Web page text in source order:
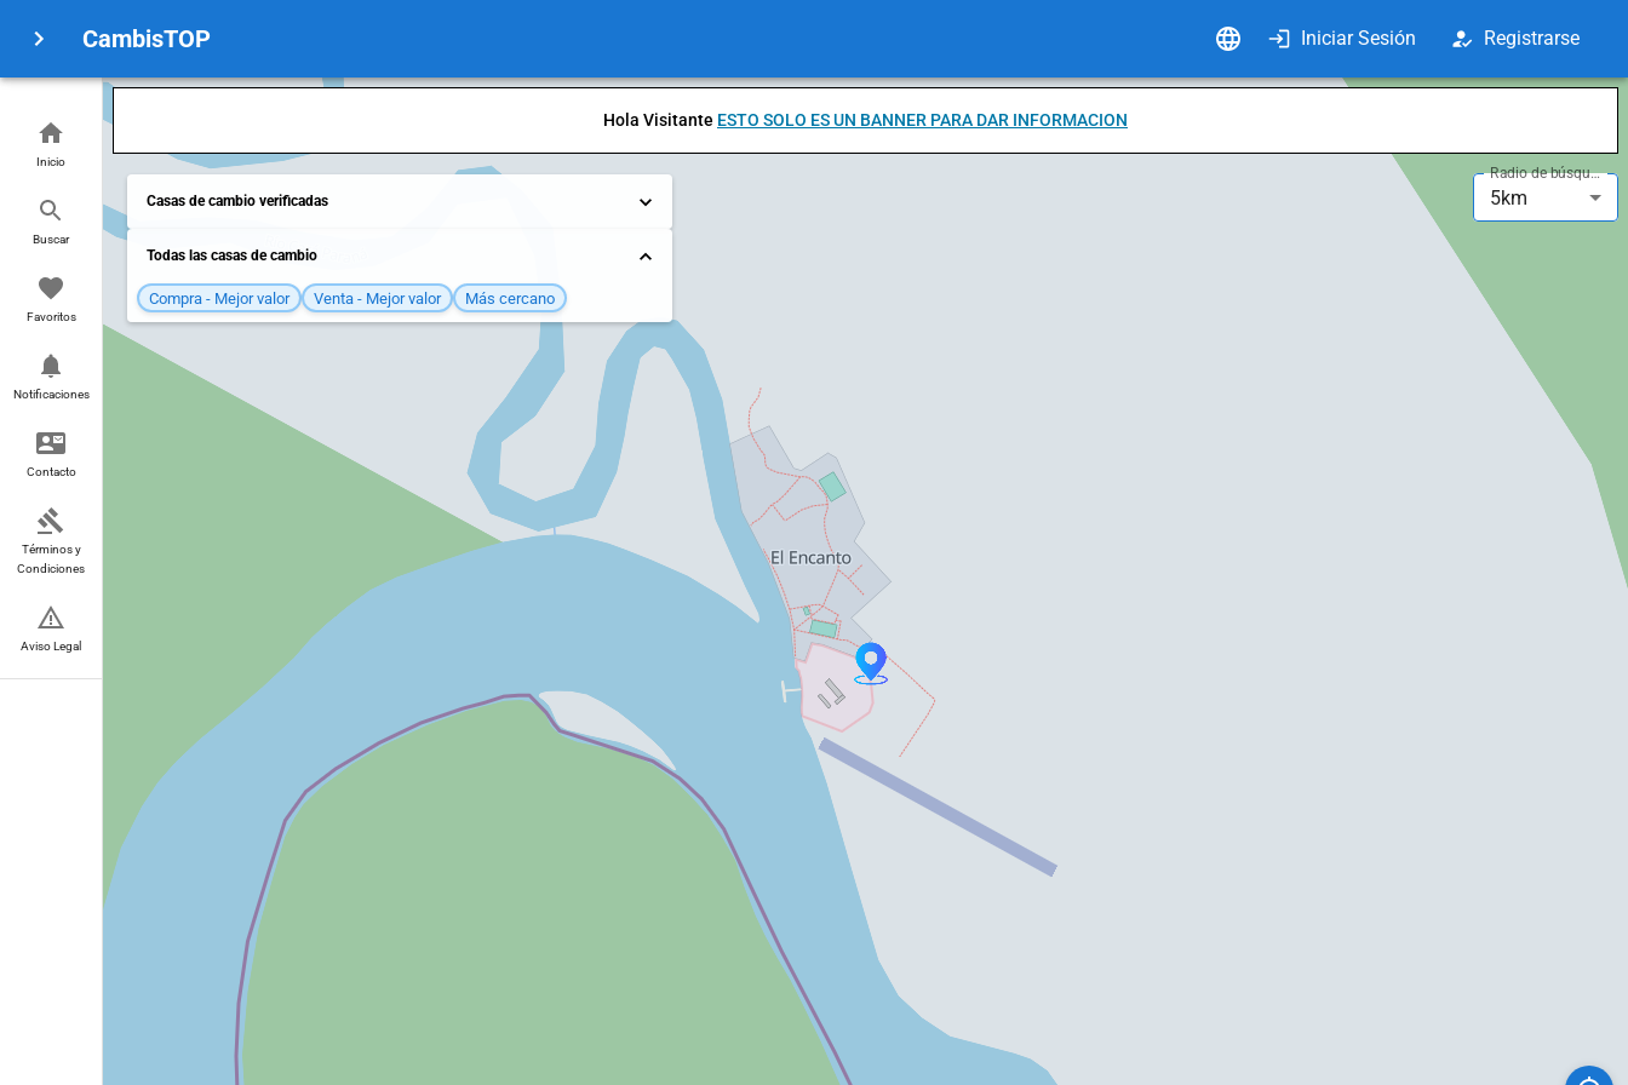
CambisTOP Iniciar Sesión Registrarse
Inicio
Buscar
Favoritos
Notificaciones
Contacto
Términos y
Condiciones
Aviso Legal
Hola Visitante ESTO SOLO ES UN BANNER PARA DAR INFORMACION
Radio de búsqueda
5km
Casas de cambio verificadas
Todas las casas de cambio
Compra - Mejor valor Venta - Mejor valor Más cercano